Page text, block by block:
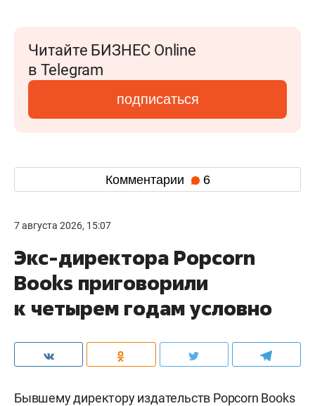
Читайте БИЗНЕС Online
в Telegram
подписаться
Комментарии 6
7 августа 2026, 15:07
Экс-директора Popcorn
Books приговорили
к четырем годам условно
Бывшему директору издательств Popcorn Books